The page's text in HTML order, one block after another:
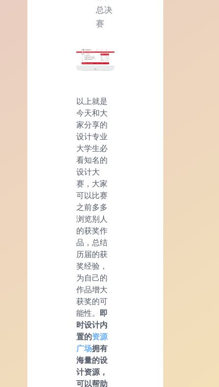
总决
赛
以上就是
今天和大
家分享的
设计专业
大学生必
看知名的
设计大
赛，大家
可以比赛
之前多多
浏览别人
的获奖作
品，总结
历届的获
奖经验，
为自己的
作品增大
获奖的可
能性。 即
时设计内
置的资源
广场拥有
海量的设
计资源，
可以帮助